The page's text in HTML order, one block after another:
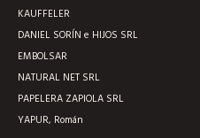
KAUFFELER
DANIEL SORÍN e HIJOS SRL
EMBOLSAR
NATURAL NET SRL
PAPELERA ZAPIOLA SRL
YAPUR, Román